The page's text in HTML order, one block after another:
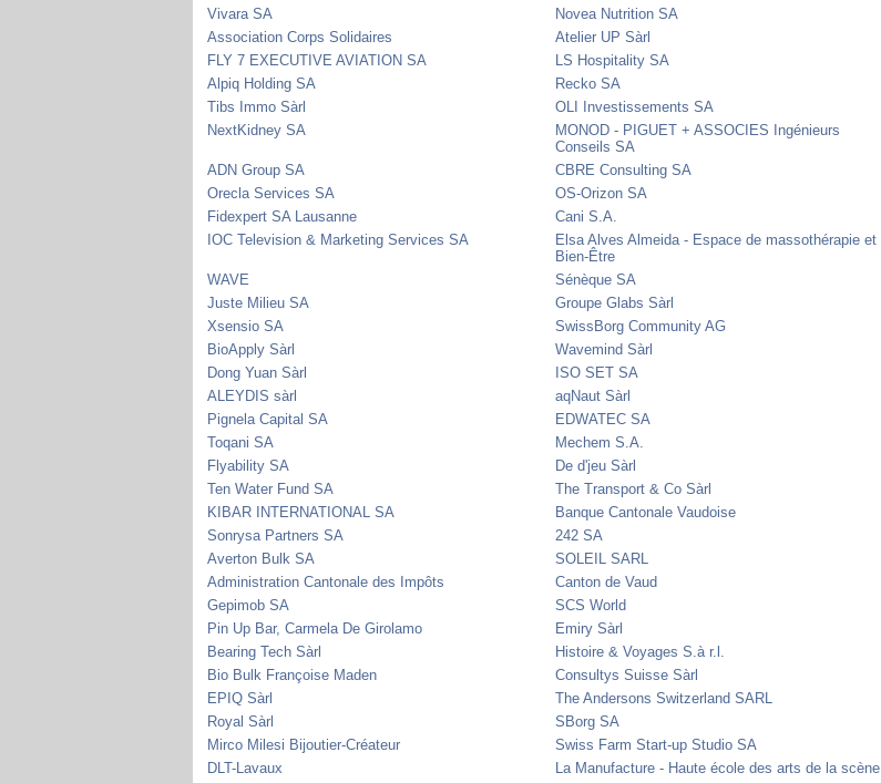
Vivara SA
Novea Nutrition SA
Association Corps Solidaires
Atelier UP Sàrl
FLY 7 EXECUTIVE AVIATION SA
LS Hospitality SA
Alpiq Holding SA
Recko SA
Tibs Immo Sàrl
OLI Investissements SA
NextKidney SA
MONOD - PIGUET + ASSOCIES Ingénieurs
Conseils SA
ADN Group SA
CBRE Consulting SA
Orecla Services SA
OS-Orizon SA
Fidexpert SA Lausanne
Cani S.A.
IOC Television & Marketing Services SA
Elsa Alves Almeida - Espace de massothérapie et
Bien-Être
WAVE
Sénèque SA
Juste Milieu SA
Groupe Glabs Sàrl
Xsensio SA
SwissBorg Community AG
BioApply Sàrl
Wavemind Sàrl
Dong Yuan Sàrl
ISO SET SA
ALEYDIS sàrl
aqNaut Sàrl
Pignela Capital SA
EDWATEC SA
Toqani SA
Mechem S.A.
Flyability SA
De d'jeu Sàrl
Ten Water Fund SA
The Transport & Co Sàrl
KIBAR INTERNATIONAL SA
Banque Cantonale Vaudoise
Sonrysa Partners SA
242 SA
Averton Bulk SA
SOLEIL SARL
Administration Cantonale des Impôts
Canton de Vaud
Gepimob SA
SCS World
Pin Up Bar, Carmela De Girolamo
Emiry Sàrl
Bearing Tech Sàrl
Histoire & Voyages S.à r.l.
Bio Bulk Françoise Maden
Consultys Suisse Sàrl
EPIQ Sàrl
The Andersons Switzerland SARL
Royal Sàrl
SBorg SA
Mirco Milesi Bijoutier-Créateur
Swiss Farm Start-up Studio SA
DLT-Lavaux
La Manufacture - Haute école des arts de la scène